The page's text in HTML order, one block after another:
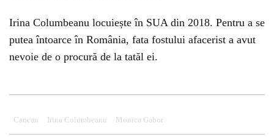
Irina Columbeanu locuiește în SUA din 2018. Pentru a se
putea întoarce în România, fata fostului afacerist a avut
nevoie de o procură de la tatăl ei.
Cancan Irina Columbeanu Monica Gabor